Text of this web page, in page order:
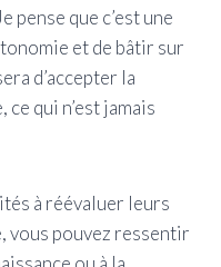
pense que c’est une
et de bâtir sur
d’accepter la
qui n’est jamais
à réévaluer leurs
vous pouvez ressentir